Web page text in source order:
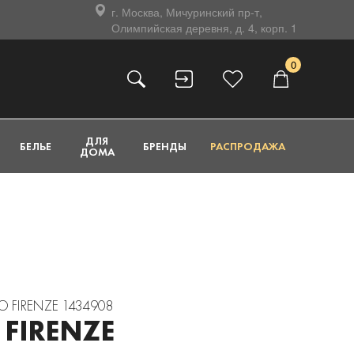
г. Москва, Мичуринский пр-т,
Олимпийская деревня, д. 4, корп. 1
0
БЕЛЬЕ ДЛЯ
ДОМА БРЕНДЫ РАСПРОДАЖА
FIRENZE 1434908